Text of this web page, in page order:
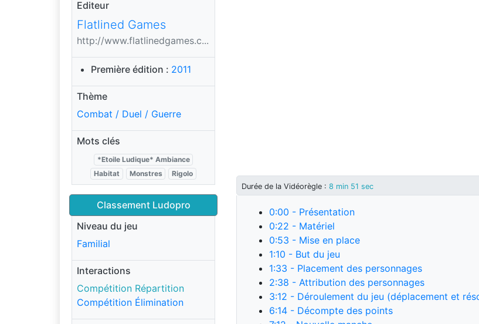
Editeur
Flatlined Games
http://www.flatlinedgames.c...
Première édition : 2011
Thème
Combat / Duel / Guerre
Mots clés
*Etoile Ludique* Ambiance
Habitat
Monstres Rigolo
Classement Ludopro
Niveau du jeu
Familial
Interactions
Compétition Répartition
Compétition Élimination
Durée de la Vidéorègle : 8 min 51 sec
0:00 - Présentation
0:22 - Matériel
0:53 - Mise en place
1:10 - But du jeu
1:33 - Placement des personnages
2:38 - Attribution des personnages
3:12 - Déroulement du jeu (déplacement et
6:14 - Décompte des points